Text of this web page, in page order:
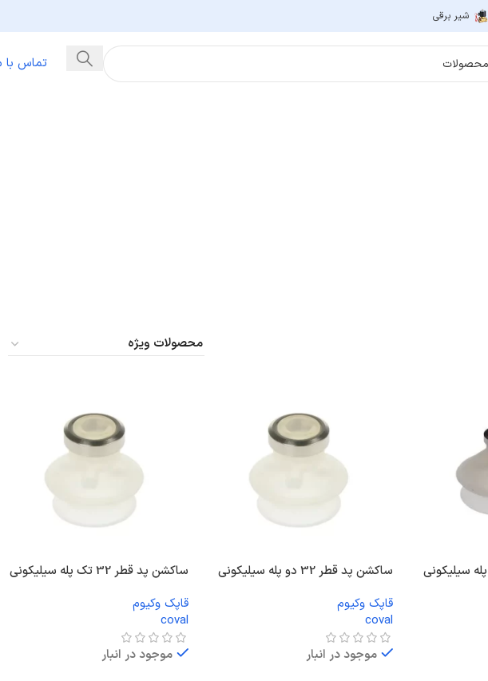
شیر برقی
تماس با
ساکشن پد قطر 32 دو پله سیلیکونی
قاپک وکیوم
coval
موجود در انبار
ساکشن پد قطر 32 تک پله سیلیکونی
قاپک وکیوم
coval
موجود در انبار